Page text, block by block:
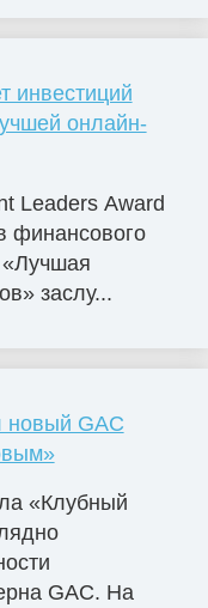
инвестиций
онлайн-
Leaders Award
финансового
заслу...
новый GAC
«Клубный
GAC. На